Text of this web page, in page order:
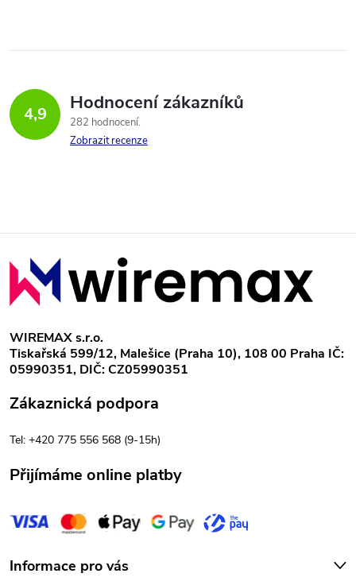
4,9 Hodnocení zákazníků
282 hodnocení
Zobrazit recenze
Z
á
p
a
WIREMAX s.r.o.
Tiskařská 599/12, Malešice (Praha 10), 108 00 Praha IČ:
05990351, DIČ: CZ05990351
Zákaznická podpora
Tel: +420 775 556 568 (9-15h)
Přijímáme online platby
Informace pro vás